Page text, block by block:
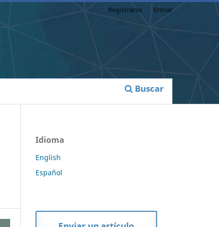
Buscar
Registrarse Entrar
Idioma
English
Español